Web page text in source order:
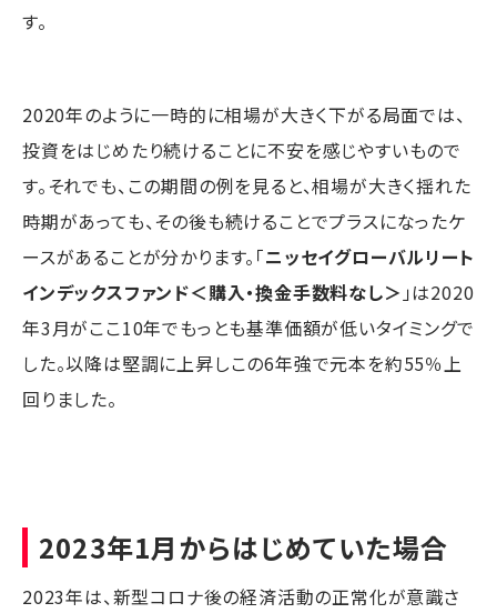
す。
2020年のように一時的に相場が大きく下がる局面では、
投資をはじめたり続けることに不安を感じやすいもので
す。それでも、この期間の例を見ると、相場が大きく揺れた
時期があっても、その後も続けることでプラスになったケ
ースがあることが分かります。「ニッセイグローバルリート
インデックスファンド＜購入・換金手数料なし＞ 」は2020
年3月がここ10年でもっとも基準価額が低いタイミングで
した。以降は堅調に上昇しこの6年強で元本を約55％上
回りました。
2023年1月からはじめていた場合
2023年は、新型コロナ後の経済活動の正常化が意識さ